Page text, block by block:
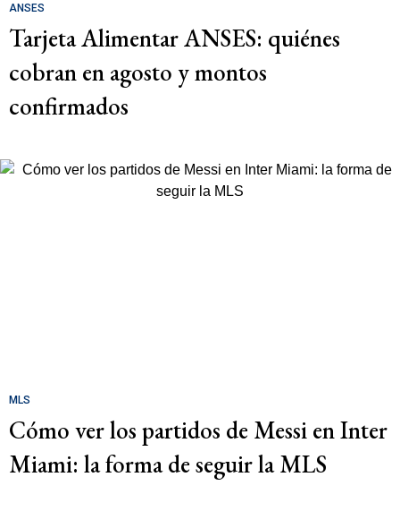
ANSES
Tarjeta Alimentar ANSES: quiénes
cobran en agosto y montos
confirmados
MLS
Cómo ver los partidos de Messi en Inter
Miami: la forma de seguir la MLS